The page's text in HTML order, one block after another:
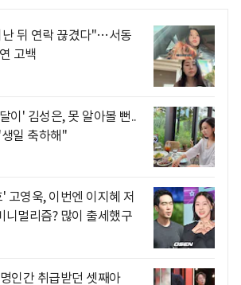
뒤 연락 끊겼다"…서동
고백
이' 김성은, 못 알아볼 뻔..
일 축하해"
고영욱, 이번엔 이지혜 저
니멀리즘? 많이 출세했구
인간 취급받던 셋째아